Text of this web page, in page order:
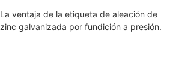
La ventaja de la etiqueta de aleación de
zinc galvanizada por fundición a presión.